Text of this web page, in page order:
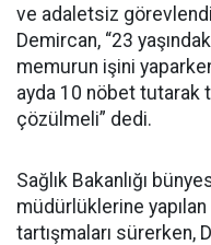
ve adaletsiz
Demircan, “23
memurun işini
ayda 10 nöbet tutarak
çözülmeli” dedi.
Sağlık Bakanlığı
müdürlüklerine
tartışmaları sürerken,